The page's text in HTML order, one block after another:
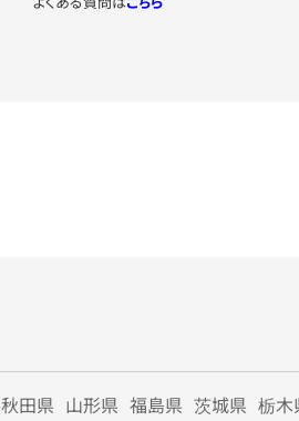
秋田県 山形県 福島県 茨城県 栃木